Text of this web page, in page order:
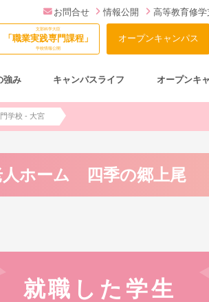
お問合せ 情報公開 高等教育修
文部科学大臣
「職業実践専門課程」
学校情報公開
オープンキャンパス
強み キャンパスライフ オープンキ
学校 - 大宮
人ホーム 四季の郷上尾
就職した学生